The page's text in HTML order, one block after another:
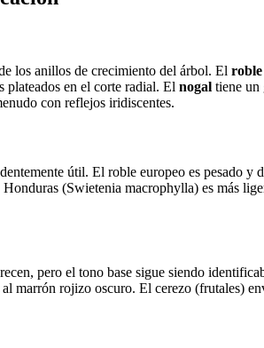
los anillos de crecimiento del árbol. El roble
plateados en el corte radial. El nogal tiene un
con reflejos iridiscentes.
útil. El roble europeo es pesado
(Swietenia macrophylla) es más
pero el tono base sigue siendo
marrón rojizo oscuro. El cerezo (frutales)